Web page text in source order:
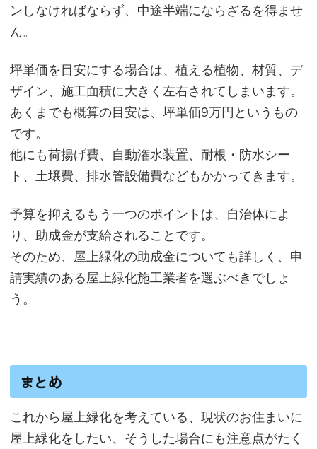
ンしなければならず、中途半端にならざるを得ませ
ん。
坪単価を目安にする場合は、植える植物、材質、デ
ザイン、施工面積に大きく左右されてしまいます。
あくまでも概算の目安は、坪単価9万円というもの
です。
他にも荷揚げ費、自動潅水装置、耐根・防水シー
ト、土壌費、排水管設備費などもかかってきます。
予算を抑えるもう一つのポイントは、自治体によ
り、助成金が支給されることです。
そのため、屋上緑化の助成金についても詳しく、申
請実績のある屋上緑化施工業者を選ぶべきでしょ
う。
まとめ
これから屋上緑化を考えている、現状のお住まいに
屋上緑化をしたい、そうした場合にも注意点がたく